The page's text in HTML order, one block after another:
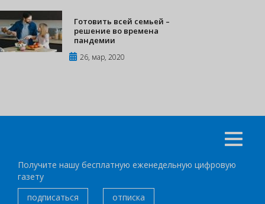
Готовить всей семьей –
решение во времена
пандемии
26, мар, 2020
Получите нашу бесплатную еженедельную цифровую
газету
подписаться
отписка